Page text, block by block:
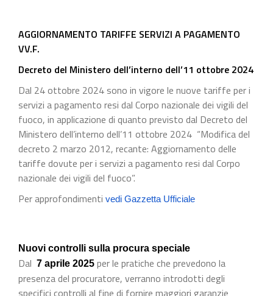
AGGIORNAMENTO TARIFFE SERVIZI A PAGAMENTO
VV.F.
Decreto del Ministero dell’interno dell’11 ottobre 2024
Dal 24 ottobre 2024 sono in vigore le nuove tariffe per i
servizi a pagamento resi dal Corpo nazionale dei vigili del
fuoco, in applicazione di quanto previsto dal Decreto del
Ministero dell’interno dell’11 ottobre 2024 “Modifica del
decreto 2 marzo 2012, recante: Aggiornamento delle
tariffe dovute per i servizi a pagamento resi dal Corpo
nazionale dei vigili del fuoco”.
Per approfondimenti vedi Gazzetta Ufficiale
Nuovi controlli sulla procura speciale
Dal 7 aprile 2025 per le pratiche che prevedono la
presenza del procuratore, verranno introdotti degli
specifici controlli al fine di fornire maggiori garanzie